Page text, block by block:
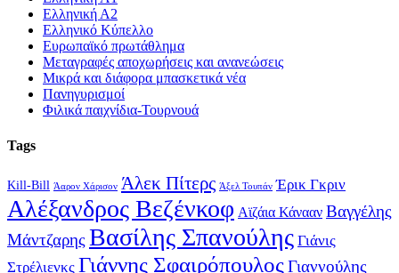
Ελληνική Α2
Ελληνικό Κύπελλο
Ευρωπαϊκό πρωτάθλημα
Μεταγραφές αποχωρήσεις και ανανεώσεις
Μικρά και διάφορα μπασκετικά νέα
Πανηγυρισμοί
Φιλικά παιχνίδια-Τουρνουά
Tags
Kill-Bill Άαρον Χάρισον Άλεκ Πίτερς Άξελ Τουπάν Έρικ Γκριν
Αλέξανδρος Βεζένκοφ Αϊζάια Κάνααν Βαγγέλης
Μάντζαρης Βασίλης Σπανούλης Γιάνις
Στρέλιενκς Γιάννης ΣφαιρόπουλοςΓιαννούλης